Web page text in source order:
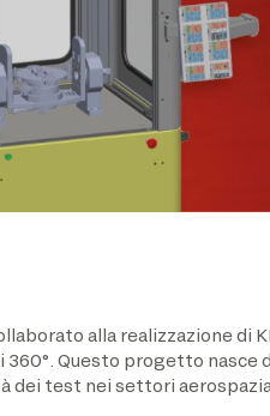
alla realizzazione di
Questo progetto nasce
dei test nei settori